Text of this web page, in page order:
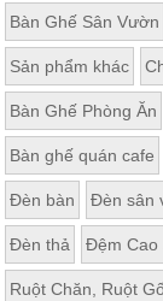
Bàn Ghế Sân Vườn
Sản phẩm khác
Bàn Ghế Phòng Ăn
Bàn ghế quán cafe
Đèn bàn Đèn sân
Đèn thả Đệm Cao
Ruột Chăn, Ruột